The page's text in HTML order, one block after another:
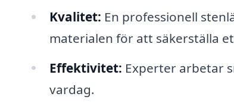
Kvalitet: En professionell
materialen för att säkerställa
Effektivitet: Experter arbetar
vardag.